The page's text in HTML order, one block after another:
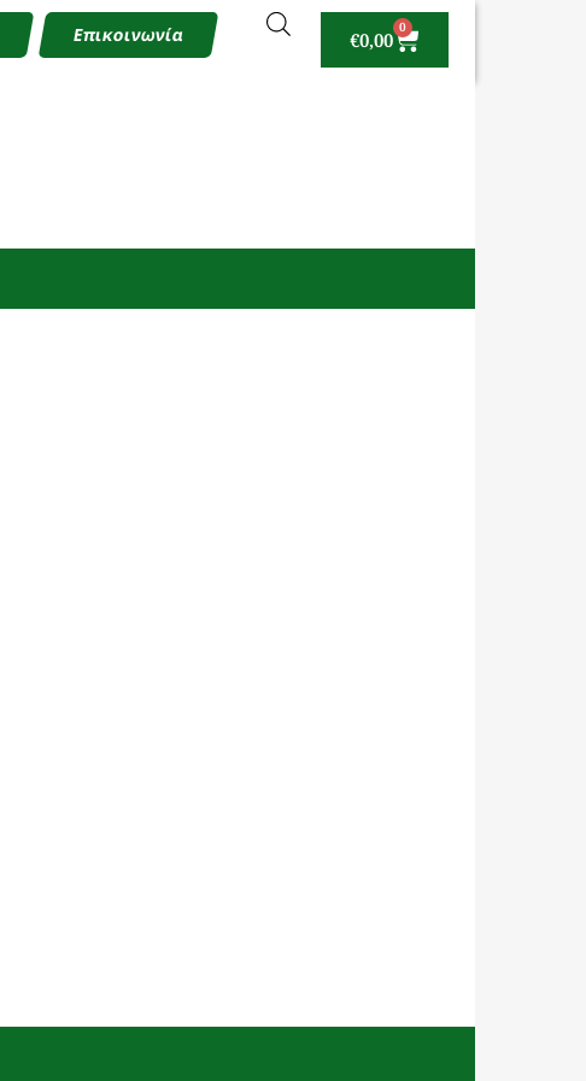
Επικοινωνία €0,00
0